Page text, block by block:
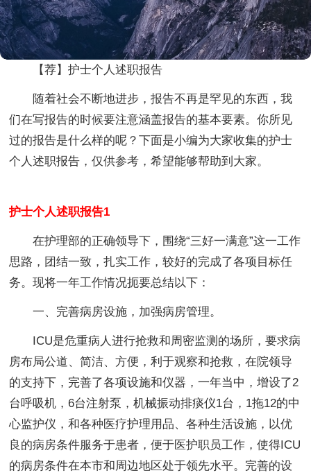
【荐】护士个人述职报告
随着社会不断地进步，报告不再是罕见的东西，我
们在写报告的时候要注意涵盖报告的基本要素。你所见
过的报告是什么样的呢？下面是小编为大家收集的护士
个人述职报告，仅供参考，希望能够帮助到大家。
护士个人述职报告1
在护理部的正确领导下，围绕“三好一满意”这一工作
思路，团结一致，扎实工作，较好的完成了各项目标任
务。现将一年工作情况扼要总结以下：
一、完善病房设施，加强病房管理。
ICU是危重病人进行抢救和周密监测的场所，要求病
房布局公道、简洁、方便，利于观察和抢救，在院领导
的支持下，完善了各项设施和仪器，一年当中，增设了2
台呼吸机，6台注射泵，机械振动排痰仪1台，1拖12的中
心监护仪，和各种医疗护理用品、各种生活设施，以优
良的病房条件服务于患者，便于医护职员工作，使得ICU
的病房条件在本市和周边地区处于领先水平。完善的设